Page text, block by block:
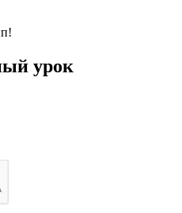
урок